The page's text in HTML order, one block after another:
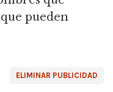
pueden
ELIMINAR PUBLICIDAD